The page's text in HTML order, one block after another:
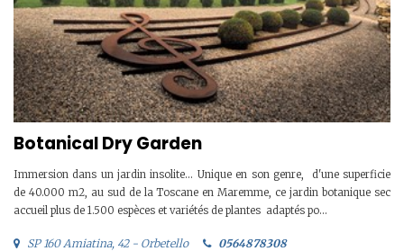
Botanical Dry Garden
Immersion dans un jardin insolite... Unique en son genre, d'une superficie
de 40.000 m2, au sud de la Toscane en Maremme, ce jardin botanique sec
accueil plus de 1.500 espèces et variétés de plantes adaptés po...
SP 160 Amiatina, 42 - Orbetello 0564878308